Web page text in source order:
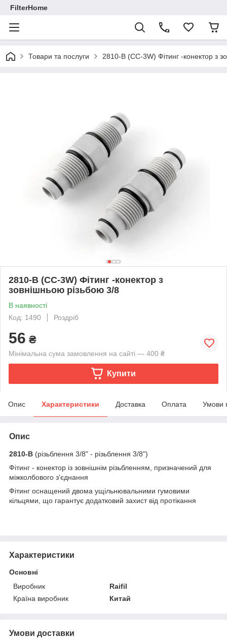
FilterHome
Товари та послуги 2810-В (СС-3W) Фітинг -конектор з
2810-В (СС-3W) Фітинг -конектор з
зовнішньою різьбою 3/8
В наявності
Код: 1490
Роздріб
56 ₴
Мінімальна сума замовлення на сайті — 400 ₴
Купити
Опис Характеристики Доставка Оплата Умови
Опис
2810-В (різьблення 3/8" - різьблення 3/8")
Фітинг - конектор із зовнішнім різьбленням, призначений для
міжколбового з'єднання
Фітинг оснащений двома ущільнювальними гумовими
кільцями, що гарантує додатковий захист від протікання
Характеристики
Основні
Виробник
Raifil
Країна виробник
Китай
Умови доставки